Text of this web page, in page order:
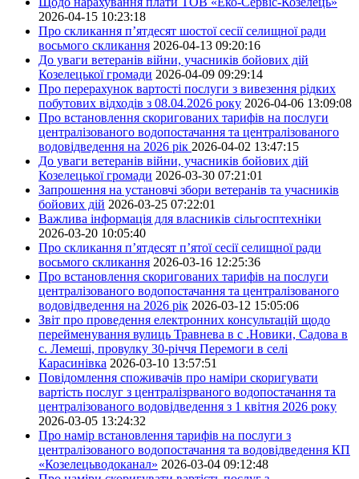
2026-04-15 10:23:18
Про скликання п’ятдесят шостої сесії селищної ради
восьмого скликання 2026-04-13 09:20:16
До уваги ветеранів війни, учасників бойових дій
Козелецької громади 2026-04-09 09:29:14
Про перерахунок вартості послуги з вивезення рідких
побутових відходів з 08.04.2026 року 2026-04-06 13:09:08
Про встановлення скоригованих тарифів на послуги
централізованого водопостачання та централізованого
водовідведення на 2026 рік 2026-04-02 13:47:15
До уваги ветеранів війни, учасників бойових дій
Козелецької громади 2026-03-30 07:21:01
Запрошення на установчі збори ветеранів та учасників
бойових дій 2026-03-25 07:22:01
Важлива інформація для власників сільгосптехніки
2026-03-20 10:05:40
Про скликання п’ятдесят п’ятої сесії селищної ради
восьмого скликання 2026-03-16 12:25:36
Про встановлення скоригованих тарифів на послуги
централізованого водопостачання та централізованого
водовідведення на 2026 рік 2026-03-12 15:05:06
Звіт про проведення електронних консультацій щодо
перейменування вулиць Травнева в с .Новики, Садова в
с. Лемеші, провулку 30-річчя Перемоги в селі
Карасинівка 2026-03-10 13:57:51
Повідомлення споживачів про наміри скоригувати
вартість послуг з централізрваного водопостачання та
централізованого водовідведення з 1 квітня 2026 року
2026-03-05 13:24:32
Про намір встановлення тарифів на послуги з
централізованого водопостачання та водовідведення КП
«Козелецьводоканал» 2026-03-04 09:12:48